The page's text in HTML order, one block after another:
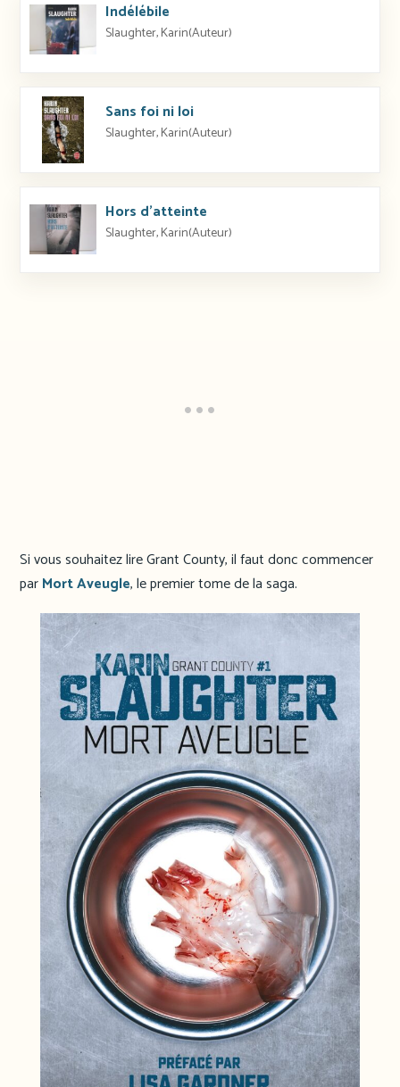
Indélébile
Slaughter, Karin(Auteur)
Sans foi ni loi
Slaughter, Karin(Auteur)
Hors d’atteinte
Slaughter, Karin(Auteur)
Si vous souhaitez lire Grant County, il faut donc commencer
parMort Aveugle, le premier tome de la saga.